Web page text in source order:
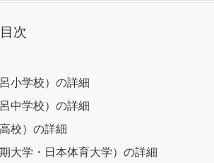
目次
小学校）の詳細
中学校）の詳細
校）の詳細
大学・日本体育大学）の詳細